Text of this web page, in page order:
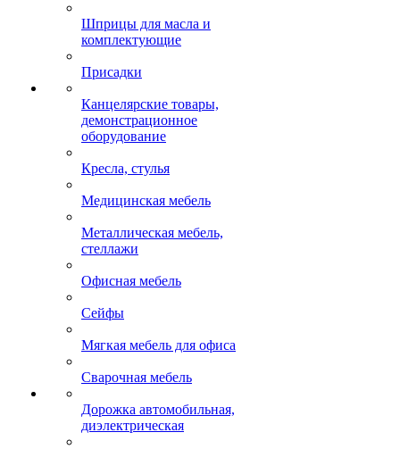
Шприцы для масла и
комплектующие
Присадки
Канцелярские товары,
демонстрационное
оборудование
Кресла, стулья
Медицинская мебель
Металлическая мебель,
стеллажи
Офисная мебель
Сейфы
Мягкая мебель для офиса
Сварочная мебель
Дорожка автомобильная,
диэлектрическая